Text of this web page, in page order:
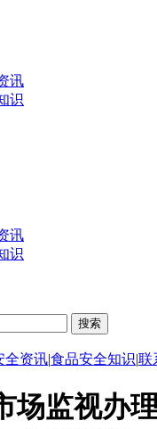
讯
识
讯
识
全资讯|食品安全知识|联
场监视办